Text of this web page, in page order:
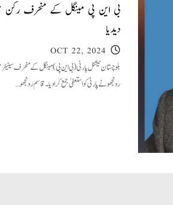
بی این پی مینگل کے منحرف رکن
دیدیا
OCT 22, 2024
بلوچستان نیشنل پارٹی (بی این پی) مینگل کے منحرف
رونجھو نے پارٹی کو استعفیٰ جمع کرا دیا۔ قاسم رونجھو…